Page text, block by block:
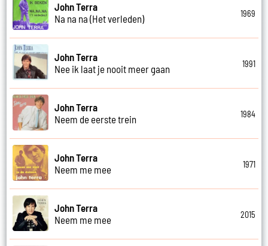
John Terra
Na na na (Het verleden)
1969
John Terra
Nee ik laat je nooit meer gaan
1991
John Terra
Neem de eerste trein
1984
John Terra
Neem me mee
1971
John Terra
Neem me mee
2015